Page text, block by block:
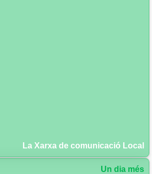
La Xarxa de comunicació Local
Un dia més